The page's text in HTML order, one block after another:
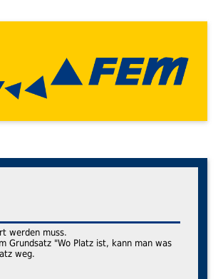
werden muss.
Grundsatz "Wo Platz ist, kann man was
weg.